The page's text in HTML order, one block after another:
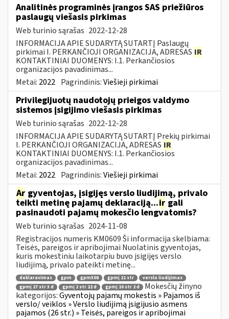
Analitinės programinės įrangos SAS priežiūros
paslaugų viešasis pirkimas
Web turinio sąrašas 2022-12-28
INFORMACIJA APIE SUDARYTĄ SUTARTĮ Paslaugų
pirkimai I. PERKANČIOJI ORGANIZACIJA, ADRESAS IR
KONTAKTINIAI DUOMENYS: I.1. Perkančiosios
organizacijos pavadinimas...
Metai: 2022 Pagrindinis:Viešieji pirkimai
Privilegijuotų naudotojų prieigos valdymo
sistemos įsigijimo viešasis pirkimas
Web turinio sąrašas 2022-12-28
INFORMACIJA APIE SUDARYTĄ SUTARTĮ Prekių pirkimai
I. PERKANČIOJI ORGANIZACIJA, ADRESAS IR
KONTAKTINIAI DUOMENYS: I.1. Perkančiosios
organizacijos pavadinimas...
Metai: 2022 Pagrindinis:Viešieji pirkimai
Ar gyventojas, įsigijęs verslo liudijimą, privalo
teikti metinę pajamų deklaraciją...ir gali
pasinaudoti pajamų mokesčio lengvatomis?
Web turinio sąrašas 2024-11-08
Registracijos numeris KM0609 Ši informacija skelbiama:
Teisės, pareigos ir apribojimai Nuolatinis gyventojas,
kuris mokestiniu laikotarpiu buvo įsigijęs verslo
liudijimą, privalo pateikti metinę...
deklaravimas gpm gpm308 gpmį 21 str
verslo liudijimas
gpmį 27 str 3 d
gpmį 2 str 22 d gpmį 10 str 2 d
Mokesčių žinyno
kategorijos:Gyventojų pajamų mokestis » Pajamos iš
verslo/ veiklos » Verslo liudijimą įsigijusio asmens
pajamos (26 str.) » Teisės, pareigos ir apribojimai